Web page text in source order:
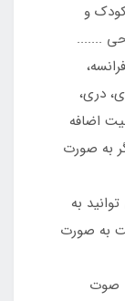
و
.......
دري،
اضافه
به صورت
به
به صورت
صوت